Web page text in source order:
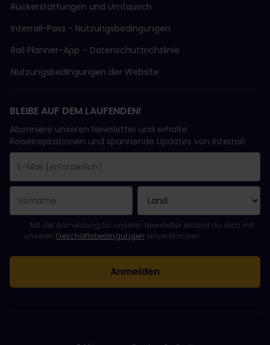
Rückerstattungen und Umtausch
Interrail-Pass - Nutzungsbedingungen
Rail Planner-App – Datenschutzrichtlinie
Nutzungsbedingungen der Website
BLEIBE AUF DEM LAUFENDEN!
Abonniere unseren Newsletter und erhalte
Reiseinspirationen und spannende Updates von Interrail!
Sie haben sich erfolgreich angemeldet.
Das Feld „E-Mail-Adresse“ ist ein Pflichtfeld!
Diese E-Mail-Adresse ist ungültig!
Beim Abonnieren des Newsletters ist ein Fehler aufgetreten.
Du hast diesen Newsletter bereits abonniert!
Bitte stimme den Allgemeinen Geschäftsbedingungen zu, um
Mit der Anmeldung für unseren Newsletter erklärst du dich mit
unseren Geschäftsbedingungen einverstanden.